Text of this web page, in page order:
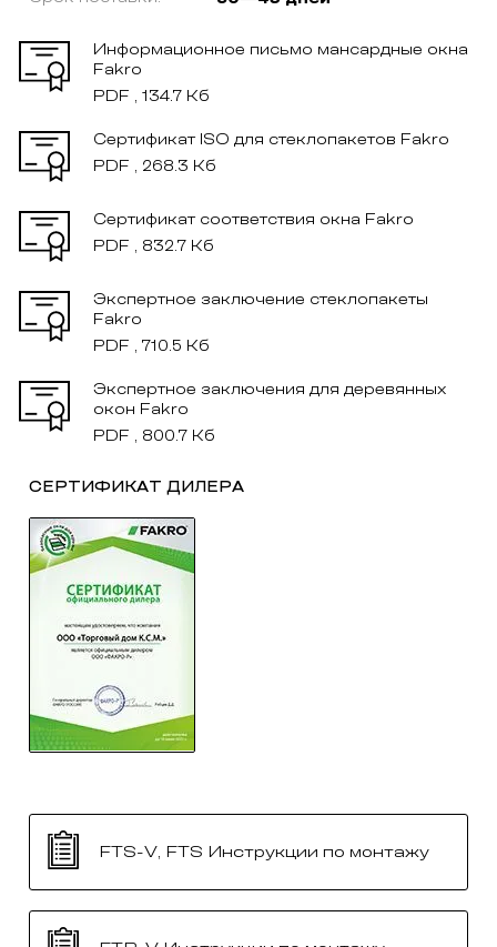
Информационное письмо мансардные окна
Fakro
PDF , 134.7 Кб
Сертификат ISO для стеклопакетов Fakro
PDF , 268.3 Кб
Сертификат соответствия окна Fakro
PDF , 832.7 Кб
Экспертное заключение стеклопакеты
Fakro
PDF , 710.5 Кб
Экспертное заключения для деревянных
окон Fakro
PDF , 800.7 Кб
СЕРТИФИКАТ ДИЛЕРА
FTS-V, FTS Инструкции по монтажу